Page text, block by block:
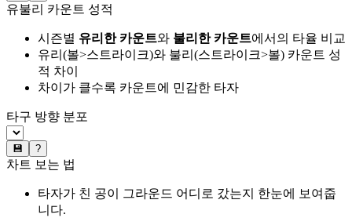
유불리 카운트 성적
시즌별 유리한 카운트와 불리한 카운트에서의 타율 비교
유리(볼>스트라이크)와 불리(스트라이크>볼) 카운트 성
적 차이
차이가 클수록 카운트에 민감한 타자
타구 방향 분포
💾 ?
차트 보는 법
타자가 친 공이 그라운드 어디로 갔는지 한눈에 보여줍
니다.